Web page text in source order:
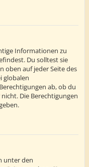
Informationen zu
Du solltest sie
oben auf jeder Seite des
globalen
ab, ob du
Die Berechtigungen
unter den